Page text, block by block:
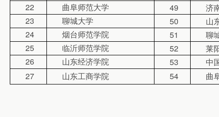
22
曲阜师范大学 49
济
23
聊城大学 50
山
24
烟台师范学院 51
聊
25
临沂师范学院 52
莱
26
山东经济学院 53
中
27
山东工商学院 54 曲